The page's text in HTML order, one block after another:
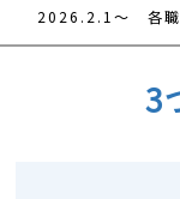
2026.2.1～ 各職種
3